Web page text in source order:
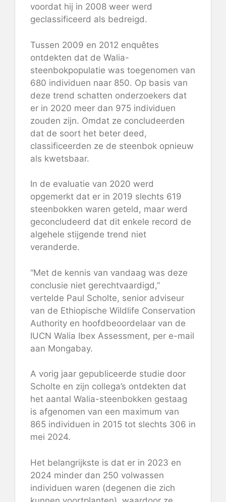
voordat hij in 2008 weer werd
geclassificeerd als bedreigd.
Tussen 2009 en 2012 enquêtes
ontdekten dat de Walia-
steenbokpopulatie was toegenomen van
680 individuen naar 850. Op basis van
deze trend schatten onderzoekers dat
er in 2020 meer dan 975 individuen
zouden zijn. Omdat ze concludeerden
dat de soort het beter deed,
classificeerden ze de steenbok opnieuw
als kwetsbaar.
In de evaluatie van 2020 werd
opgemerkt dat er in 2019 slechts 619
steenbokken waren geteld, maar werd
geconcludeerd dat dit enkele record de
algehele stijgende trend niet
veranderde.
“Met de kennis van vandaag was deze
conclusie niet gerechtvaardigd,”
vertelde Paul Scholte, senior adviseur
van de Ethiopische Wildlife Conservation
Authority en hoofdbeoordelaar van de
IUCN Walia Ibex Assessment, per e-mail
aan Mongabay.
A vorig jaar gepubliceerde studie door
Scholte en zijn collega’s ontdekten dat
het aantal Walia-steenbokken gestaag
is afgenomen van een maximum van
865 individuen in 2015 tot slechts 306 in
mei 2024.
Het belangrijkste is dat er in 2023 en
2024 minder dan 250 volwassen
individuen waren (degenen die zich